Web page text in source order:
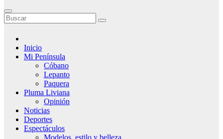
Inicio
Mi Península
Cóbano
Lepanto
Paquera
Pluma Liviana
Opinión
Noticias
Deportes
Espectáculos
Modelos, estilo y belleza